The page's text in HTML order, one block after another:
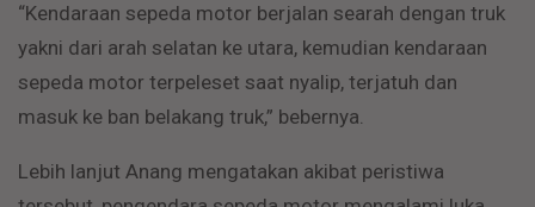
“Kendaraan sepeda motor berjalan searah dengan truk
yakni dari arah selatan ke utara, kemudian kendaraan
sepeda motor terpeleset saat nyalip, terjatuh dan
masuk ke ban belakang truk,” bebernya.
Lebih lanjut Anang mengatakan akibat peristiwa